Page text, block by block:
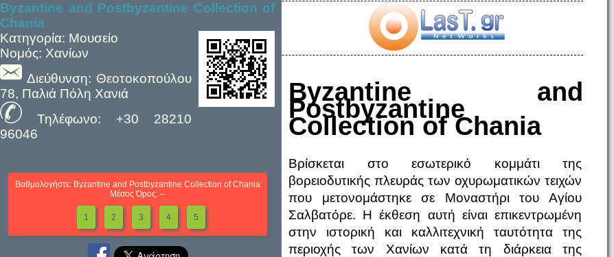
Byzantine and Postbyzantine Collection of
Chania
Κατηγορία: Μουσείο
Νομός: Χανίων
Διεύθυνση: Θεοτοκοπούλου
78, Παλιά Πόλη Χανιά
Τηλέφωνο: +30 28210
96046
Βαθμολογήστε: Byzantine and Postbyzantine Collection of Chania
Μέσος Όρος: --
1 2 3 4 5
Byzantine and
Postbyzantine
Collection of Chania
Βρίσκεται στο εσωτερικό κομμάτι της
βορειοδυτικής πλευράς των οχυρωματικών τειχών
που μετονομάστηκε σε Μοναστήρι του Αγίου
Σαλβατόρε. Η έκθεση αυτή είναι επικεντρωμένη
στην ιστορική και καλλιτεχνική ταυτότητα της
περιοχής των Χανίων κατά τη διάρκεια της